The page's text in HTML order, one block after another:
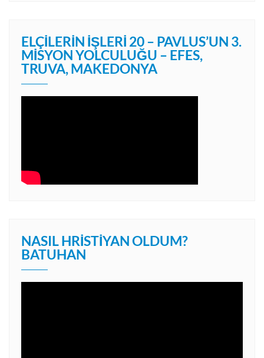
ELÇILERIN İŞLERI 20 – PAVLUS’UN 3.
MISYON YOLCULUĞU – EFES,
TRUVA, MAKEDONYA
NASIL HRISTIYAN OLDUM?
BATUHAN